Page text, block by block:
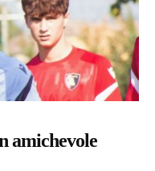
amichevole